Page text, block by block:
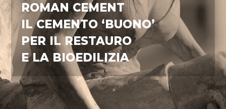
ROMAN CEMENT
IL CEMENTO ‘BUONO’
PER IL RESTAURO
E LA BIOEDILIZIA